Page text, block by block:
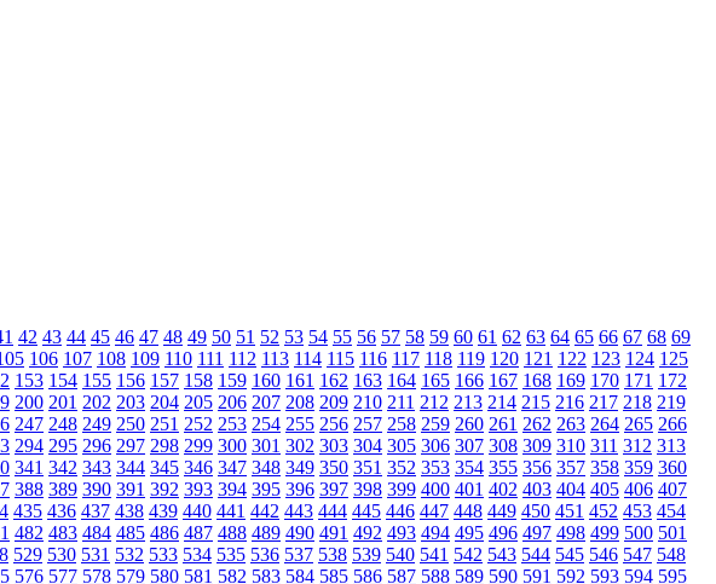
42 43 44 45 46 47 48 49 50 51 52 53 54 55 56 57 58 59 60 61 62 63 64 65 66 67 68 69
106 107 108 109 110 111 112 113 114 115 116 117 118 119 120 121 122 123 124 125
153 154 155 156 157 158 159 160 161 162 163 164 165 166 167 168 169 170 171 172
200 201 202 203 204 205 206 207 208 209 210 211 212 213 214 215 216 217 218 219
247 248 249 250 251 252 253 254 255 256 257 258 259 260 261 262 263 264 265 266
294 295 296 297 298 299 300 301 302 303 304 305 306 307 308 309 310 311 312 313
341 342 343 344 345 346 347 348 349 350 351 352 353 354 355 356 357 358 359 360
388 389 390 391 392 393 394 395 396 397 398 399 400 401 402 403 404 405 406 407
435 436 437 438 439 440 441 442 443 444 445 446 447 448 449 450 451 452 453 454
482 483 484 485 486 487 488 489 490 491 492 493 494 495 496 497 498 499 500 501
529 530 531 532 533 534 535 536 537 538 539 540 541 542 543 544 545 546 547 548
576 577 578 579 580 581 582 583 584 585 586 587 588 589 590 591 592 593 594 595